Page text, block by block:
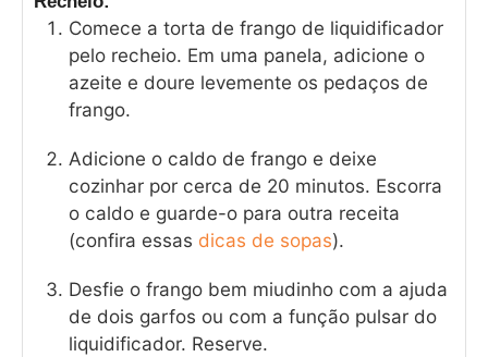
Comece a torta de frango de liquidificador
pelo recheio. Em uma panela, adicione o
azeite e doure levemente os pedaços de
frango.
Adicione o caldo de frango e deixe
cozinhar por cerca de 20 minutos. Escorra
o caldo e guarde-o para outra receita
(confira essas dicas de sopas).
Desfie o frango bem miudinho com a ajuda
de dois garfos ou com a função pulsar do
liquidificador. Reserve.